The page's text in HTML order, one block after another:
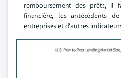
remboursement des prêts, il
financière, les antécédents
entreprises et d'autres